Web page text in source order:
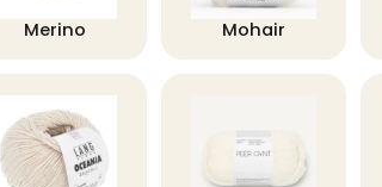
Merino Mohair